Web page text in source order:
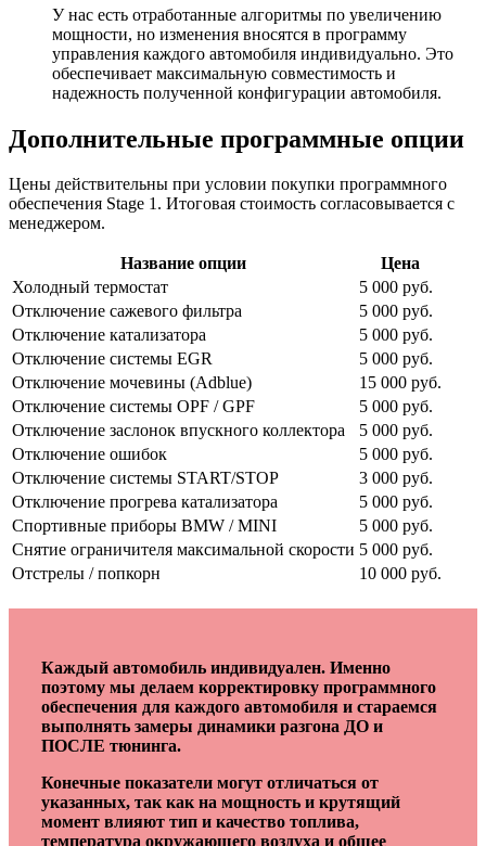
У нас есть отработанные алгоритмы по увеличению
мощности, но изменения вносятся в программу
управления каждого автомобиля индивидуально. Это
обеспечивает максимальную совместимость и
надежность полученной конфигурации автомобиля.
Дополнительные программные опции
Цены действительны при условии покупки программного
обеспечения Stage 1. Итоговая стоимость согласовывается с
менеджером.
Название опции
Цена
Холодный термостат
5 000 руб.
Отключение сажевого фильтра
5 000 руб.
Отключение катализатора
5 000 руб.
Отключение системы EGR
5 000 руб.
Отключение мочевины (Adblue)
15 000 руб.
Отключение системы OPF / GPF
5 000 руб.
Отключение заслонок впускного коллектора
5 000 руб.
Отключение ошибок
5 000 руб.
Отключение системы START/STOP
3 000 руб.
Отключение прогрева катализатора
5 000 руб.
Спортивные приборы BMW / MINI
5 000 руб.
Снятие ограничителя максимальной скорости 5 000 руб.
Отстрелы / попкорн
10 000 руб.
Каждый автомобиль индивидуален. Именно
поэтому мы делаем корректировку программного
обеспечения для каждого автомобиля и стараемся
выполнять замеры динамики разгона ДО и
ПОСЛЕ тюнинга.
Конечные показатели могут отличаться от
указанных, так как на мощность и крутящий
момент влияют тип и качество топлива,
температура окружающего воздуха и общее